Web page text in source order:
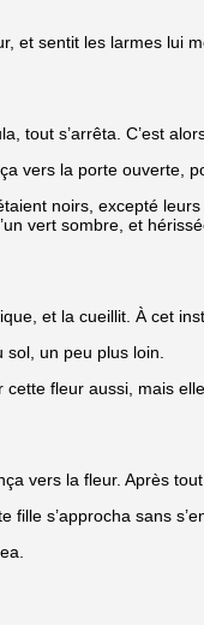
et sentit les larmes lui
tout s’arrêta. C’est
vers la porte ouverte,
noirs, excepté
vert sombre, et
et la cueillit. À cet
un peu plus loin.
cette fleur aussi, mais
vers la fleur. Après
fille s’approcha sans